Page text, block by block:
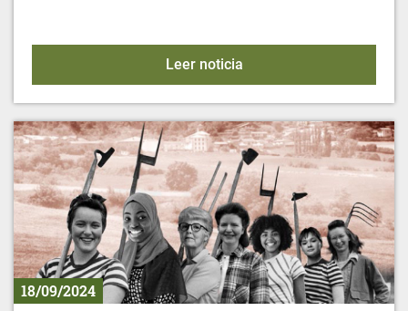
Leer noticiaCONTRA EL CÁNCER:
18/09/2024